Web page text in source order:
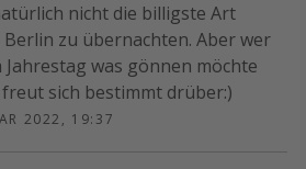
nicht die billigste Art
Berlin zu übernachten. Aber wer
Jahrestag was gönnen möchte
sich bestimmt drüber:)
2022, 19:37